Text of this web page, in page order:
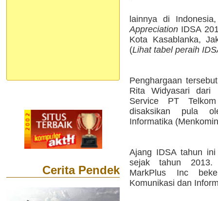
Cerita Pendek
lainnya di
Appreciation IDSA
Kota Kasablanka,
(Lihat tabel peraih
Penghargaan
Rita Widyasari dari
Service PT
disaksikan pula
Informatika
Ajang IDSA tahun
sejak tahun 2013.
MarkPlus Inc
Komunikasi dan